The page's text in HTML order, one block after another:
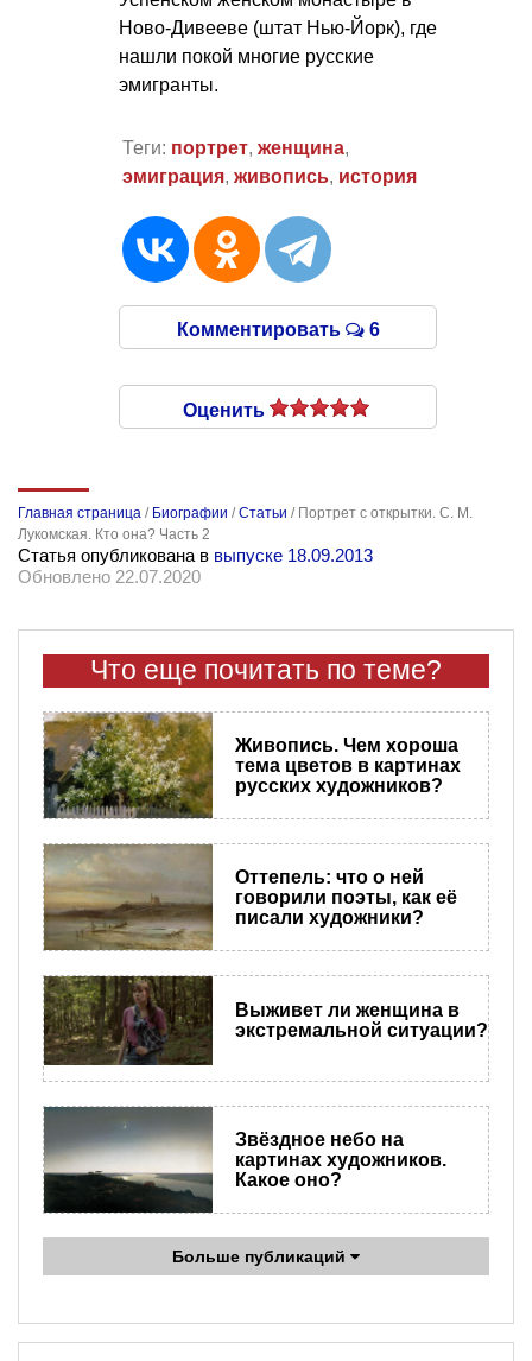
Ново-Дивееве (штат Нью-Йорк), где
нашли покой многие русские
эмигранты.
Теги: портрет, женщина,
эмиграция, живопись, история
Комментировать 6
Оценить
Главная страница / Биографии /Статьи / Портрет с открытки. С. М.
Лукомская. Кто она? Часть 2
Статья опубликована в выпуске 18.09.2013
Обновлено 22.07.2020
Что еще почитать по теме?
Живопись. Чем хороша
тема цветов в картинах
русских художников?
Оттепель: что о ней
говорили поэты, как её
писали художники?
Выживет ли женщина в
экстремальной ситуации?
Звёздное небо на
картинах художников.
Какое оно?
Больше публикаций